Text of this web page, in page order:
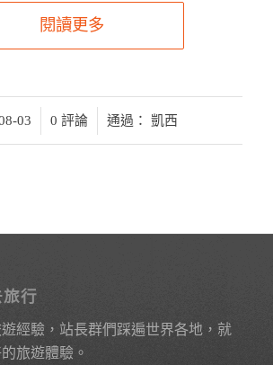
閱讀更多
03 0 評論 通過：凱西
旅行
經驗，站長群們踩遍世界各地，就
旅遊體驗。